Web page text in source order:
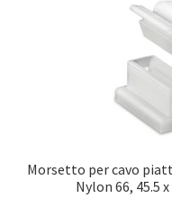
Morsetto per cavo
Nylon 66, 45.5